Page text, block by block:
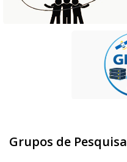
Grupos de Pesquisa